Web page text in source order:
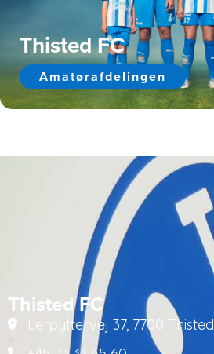
Thisted FC
Amatørafdelingen
Thisted FC
Lerpyttervej 37, 7700 Thisted